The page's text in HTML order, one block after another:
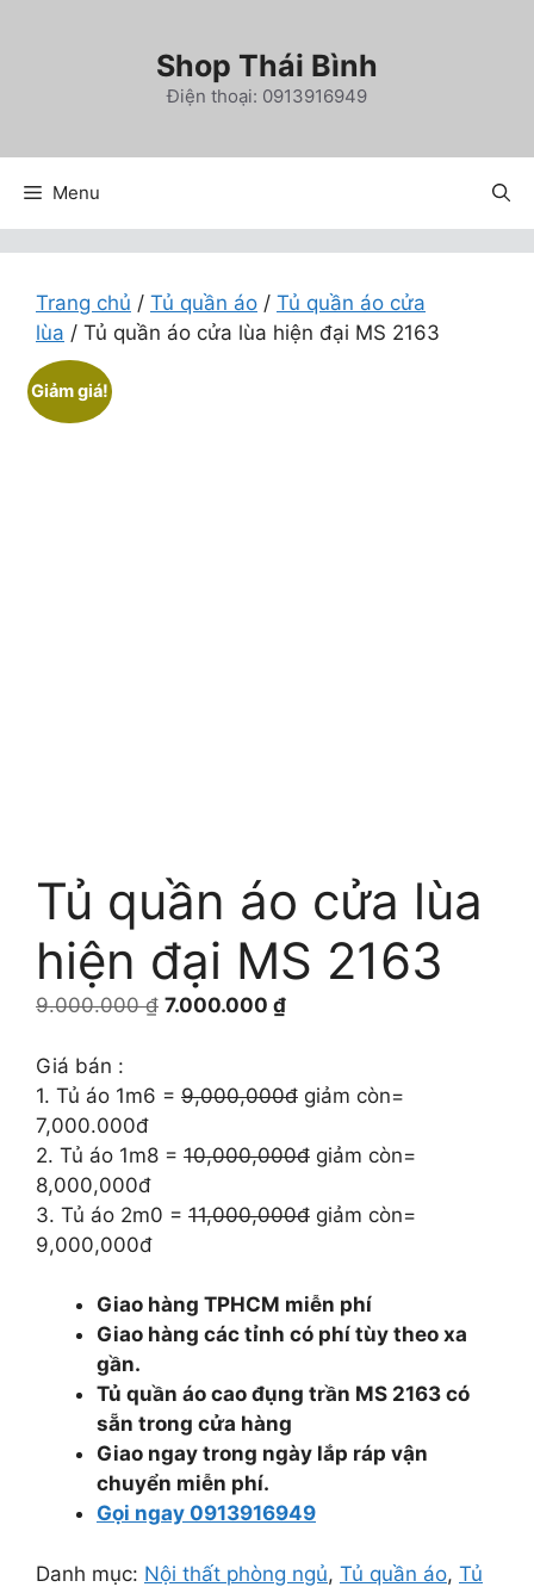
Shop Thái Bình
Điện thoại: 0913916949
Menu
Trang chủ / Tủ quần áo / Tủ quần áo cửa
lùa / Tủ quần áo cửa lùa hiện đại MS 2163
Giảm giá!
Tủ quần áo cửa lùa
hiện đại MS 2163
9.000.000₫ Giá
9.000.000 ₫.
7.000.000 ₫Giá
là:
Giá bán :
1. Tủ áo 1m6 = 9,000,000đ giảm còn=
7,000.000đ
2. Tủ áo 1m8 = 10,000,000đ giảm còn=
8,000,000đ
3. Tủ áo 2m0 = 11,000,000đ giảm còn=
9,000,000đ
Giao hàng TPHCM miễn phí
Giao hàng các tỉnh có phí tùy theo xa
gần.
Tủ quần áo cao đụng trần MS 2163 có
sẵn trong cửa hàng
Giao ngay trong ngày lắp ráp vận
chuyển miễn phí.
Gọi ngay 0913916949
Danh mục: Nội thất phòng ngủ, Tủ quần áo, Tủ